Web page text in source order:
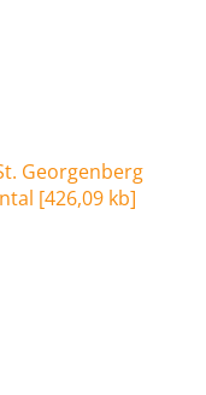
Georgenberg
[426,09 kb]